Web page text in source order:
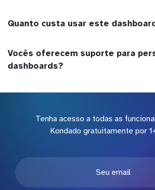
Quanto custa usar este
Vocês oferecem suporte para
dashboards?
Tenha acesso a todas as
Kondado gratuitamente por